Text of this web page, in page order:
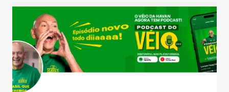
confraternizações de fim de ano e pelo pagamento do 13º
Salário para um número maior de trabalhadores, já que o
país tem a menor taxa de desemprego dos anos recentes.
Ainda segundo a Pesquisa, em novembro de 2025, 40% dos
bares e restaurantes operaram com lucro e outros 40%
registraram equilíbrio financeiro. Já o percentual de